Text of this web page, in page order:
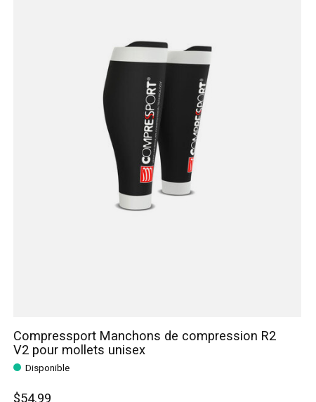
Compressport Manchons de compression R2
V2 pour mollets unisex
Disponible